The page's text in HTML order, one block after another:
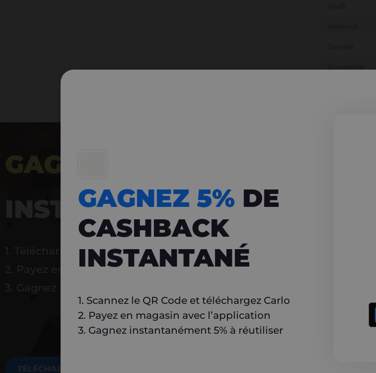
GAGNEZ 5%
INSTANTANÉ
1. Téléchargez Carlo
2. Payez en magasin avec l’application
TÉLÉCHARGEZ MAINTENANT
GAGNEZ 5% DE
CASHBACK
INSTANTANÉ
1. Scannez le QR Code et téléchargez Carlo
2. Payez en magasin avec l’application
3. Gagnez instantanément 5% à réutiliser